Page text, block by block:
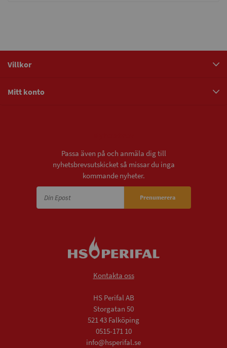
Villkor
Mitt konto
Passa även på och anmäla dig till
nyhetsbrevsutskicket så missar du inga
kommande nyheter.
Prenumerera
Kontakta oss
HS Perifal AB
Storgatan 50
521 43 Falköping
0515-171 10
info@hsperifal.se